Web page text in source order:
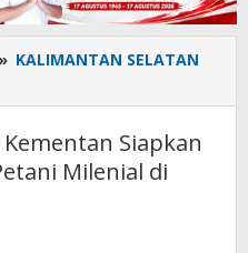
» KALIMANTAN SELATAN
Siapkan
Milenial di